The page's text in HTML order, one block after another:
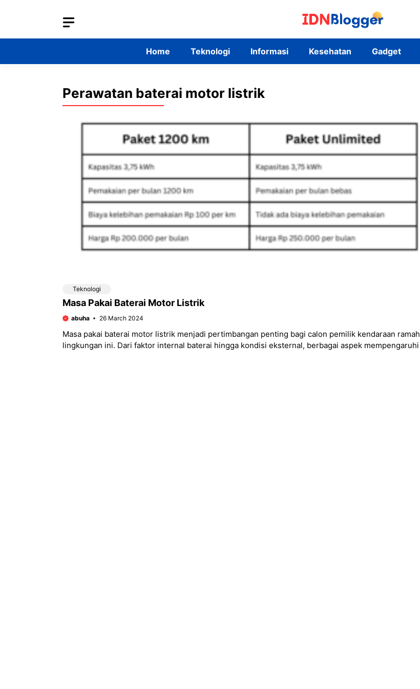
Home Teknologi Informasi Kesehatan Gadget
Perawatan baterai motor listrik
Teknologi
Masa Pakai Baterai Motor Listrik
abuha 26 March 2024
Masa pakai baterai motor listrik menjadi pertimbangan penting bagi calon pemilik kendaraan ramah
lingkungan ini. Dari faktor internal baterai hingga kondisi eksternal, berbagai aspek mempengaruhi